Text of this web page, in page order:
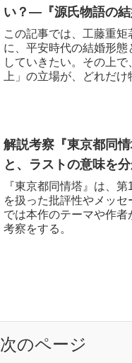
い？―『源氏物語の
この記事では、工藤重
に、平安時代の結婚形
していきたい。その上
上」の立場が、どれだ
解説考察『東京都同
と、ラストの意味を
『東京都同情塔』は、
を扱った批評性やメッ
では本作のテーマや作者
考察をする。
次のページ